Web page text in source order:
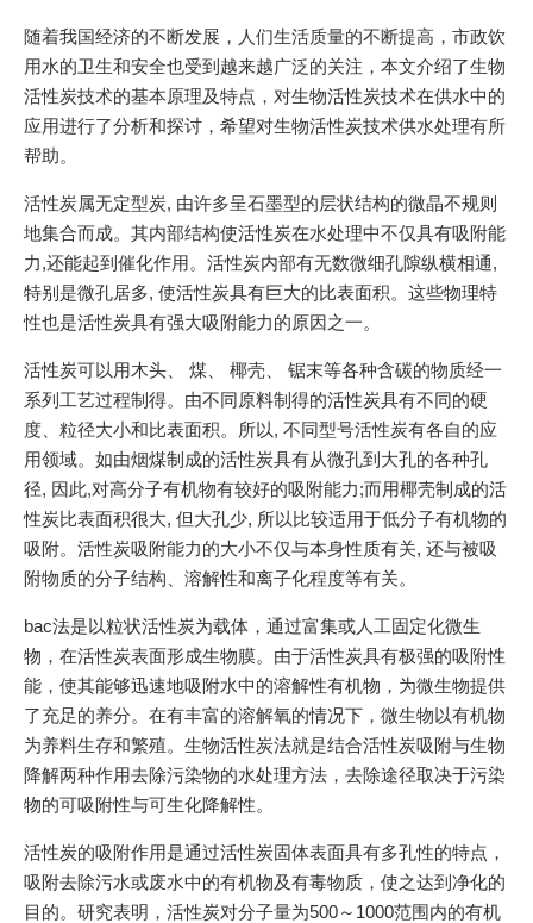
随着我国经济的不断发展，人们生活质量的不断提高，市政饮
用水的卫生和安全也受到越来越广泛的关注，本文介绍了生物
活性炭技术的基本原理及特点，对生物活性炭技术在供水中的
应用进行了分析和探讨，希望对生物活性炭技术供水处理有所
帮助。
活性炭属无定型炭, 由许多呈石墨型的层状结构的微晶不规则
地集合而成。其内部结构使活性炭在水处理中不仅具有吸附能
力,还能起到催化作用。活性炭内部有无数微细孔隙纵横相通,
特别是微孔居多, 使活性炭具有巨大的比表面积。这些物理特
性也是活性炭具有强大吸附能力的原因之一。
活性炭可以用木头、 煤、 椰壳、 锯末等各种含碳的物质经一
系列工艺过程制得。由不同原料制得的活性炭具有不同的硬
度、粒径大小和比表面积。所以, 不同型号活性炭有各自的应
用领域。如由烟煤制成的活性炭具有从微孔到大孔的各种孔
径, 因此,对高分子有机物有较好的吸附能力;而用椰壳制成的活
性炭比表面积很大, 但大孔少, 所以比较适用于低分子有机物的
吸附。活性炭吸附能力的大小不仅与本身性质有关, 还与被吸
附物质的分子结构、溶解性和离子化程度等有关。
bac法是以粒状活性炭为载体，通过富集或人工固定化微生
物，在活性炭表面形成生物膜。由于活性炭具有极强的吸附性
能，使其能够迅速地吸附水中的溶解性有机物，为微生物提供
了充足的养分。在有丰富的溶解氧的情况下，微生物以有机物
为养料生存和繁殖。生物活性炭法就是结合活性炭吸附与生物
降解两种作用去除污染物的水处理方法，去除途径取决于污染
物的可吸附性与可生化降解性。
活性炭的吸附作用是通过活性炭固体表面具有多孔性的特点，
吸附去除污水或废水中的有机物及有毒物质，使之达到净化的
目的。研究表明，活性炭对分子量为500～1000范围内的有机